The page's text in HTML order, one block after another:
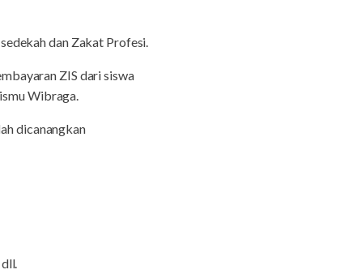
dan Zakat Profesi.
ZIS dari siswa
Wibraga.
dicanangkan